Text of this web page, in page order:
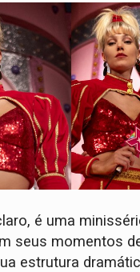
é uma
seus momentos
estrutura